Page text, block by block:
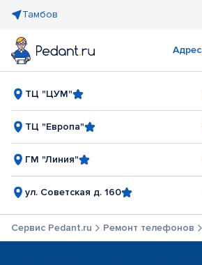
Тамбов
ТЦ "ЦУМ"
ТЦ "Европа"
ГМ "Линия"
ул. Советская д. 160
Сервис Pedant.ru Ремонт телефонов